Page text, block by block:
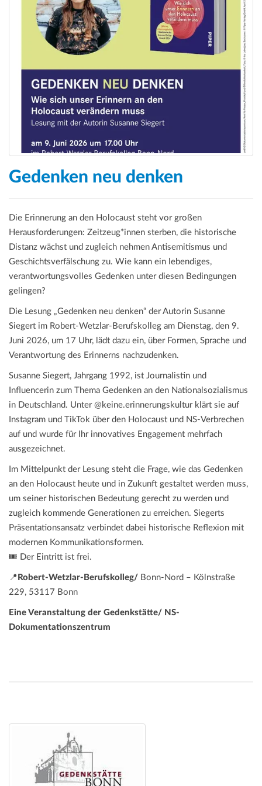
a
o
n
Gedenken neu denken
Die Erinnerung an den Holocaust steht vor großen
Herausforderungen: Zeitzeug*innen sterben, die historische
Distanz wächst und zugleich nehmen Antisemitismus und
Geschichtsverfälschung zu. Wie kann ein lebendiges,
verantwortungsvolles Gedenken unter diesen Bedingungen
gelingen?
Die Lesung „Gedenken neu denken“ der Autorin Susanne
Siegert im Robert-Wetzlar-Berufskolleg am Dienstag, den 9.
Juni 2026, um 17 Uhr, lädt dazu ein, über Formen, Sprache und
Verantwortung des Erinnerns nachzudenken.
Susanne Siegert, Jahrgang 1992, ist Journalistin und
Influencerin zum Thema Gedenken an den Nationalsozialismus
in Deutschland. Unter @keine.erinnerungskultur klärt sie auf
Instagram und TikTok über den Holocaust und NS-Verbrechen
auf und wurde für Ihr innovatives Engagement mehrfach
ausgezeichnet.
Im Mittelpunkt der Lesung steht die Frage, wie das Gedenken
an den Holocaust heute und in Zukunft gestaltet werden muss,
um seiner historischen Bedeutung gerecht zu werden und
zugleich kommende Generationen zu erreichen. Siegerts
Präsentationsansatz verbindet dabei historische Reflexion mit
modernen Kommunikationsformen.
🎟️ Der Eintritt ist frei.
📍 Robert-Wetzlar-Berufskolleg/ Bonn-Nord – Kölnstraße
229, 53117 Bonn
Eine Veranstaltung der Gedenkstätte/ NS-
Dokumentationszentrum